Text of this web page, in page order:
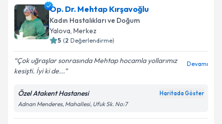
takvim hazırlandığında e-posta ile bilgilendireceğiz.
E-posta Adresiniz
kapsamda işlenmesini kabul ediyorum.
Op. Dr. Mehtap Kırşavoğlu
Kadın Hastalıkları ve Doğum
Yalova, Merkez
5 (2 Değerlendirme)
Çok uğraşlar sonrasında Mehtap hocamla yollarımız
kesişti. İyi ki de...
Devamı
Özel Atakent Hastanesi Haritada Göster
Adnan Menderes, Mahallesi, Ufuk Sk. No:7